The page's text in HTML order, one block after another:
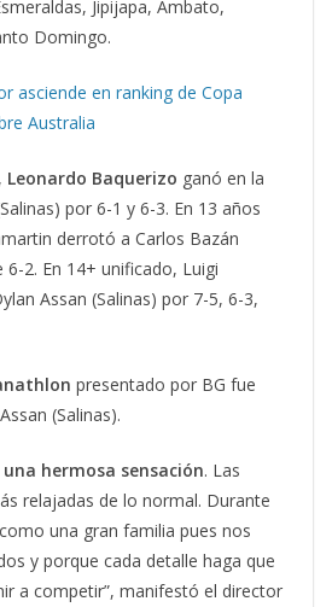
Jipijapa, Ambato,
Domingo.
asciende en ranking de Copa
Australia
Leonardo Baquerizo ganó en la
por 6-1 y 6-3. En 13 años
derrotó a Carlos Bazán
6-2. En 14+ unificado, Luigi
Assan (Salinas) por 7-5, 6-3,
presentado por BG fue
(Salinas).
hermosa sensación. Las
relajadas de lo normal. Durante
una gran familia pues nos
y porque cada detalle haga que
a competir”, manifestó el director